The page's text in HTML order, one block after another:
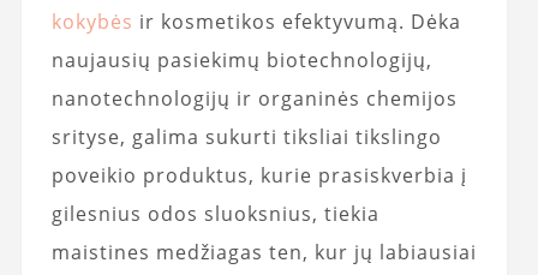
kokybės ir kosmetikos efektyvumą. Dėka
naujausių pasiekimų biotechnologijų,
nanotechnologijų ir organinės chemijos
srityse, galima sukurti tiksliai tikslingo
poveikio produktus, kurie prasiskverbia į
gilesnius odos sluoksnius, tiekia
maistines medžiagas ten, kur jų labiausiai